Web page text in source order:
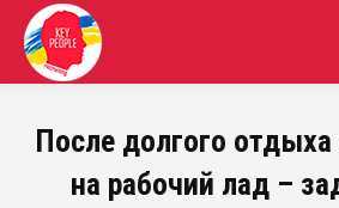
После долгого отдыха
на рабочий лад –